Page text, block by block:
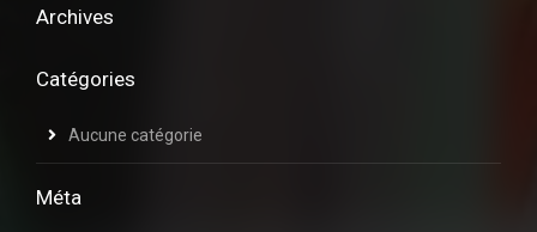
Archives
Catégories
Aucune catégorie
Méta